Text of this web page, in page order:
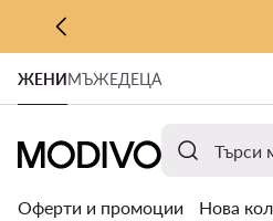
КЪМ ОСНОВНОТО
КЪМ ТЪРСЕНЕ
ЖЕНИМЪЖЕДЕЦА
Оферти и промоции Нова